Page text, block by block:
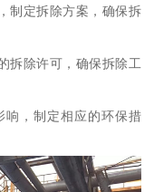
制定拆除方案，确保拆
拆除许可，确保拆除工
，制定相应的环保措